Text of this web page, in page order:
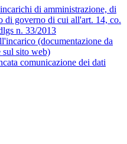
di amministrazione, di
di governo di cui all'art. 14, co.
n. 33/2013
(documentazione da
sul sito web)
comunicazione dei dati